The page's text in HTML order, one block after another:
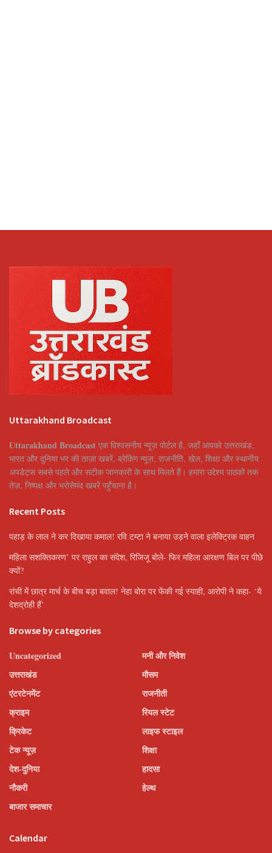
Uttarakhand Broadcast
Uttarakhand Broadcast एक विश्वसनीय न्यूज़ पोर्टल है, जहाँ आपको उत्तराखंड,
भारत और दुनिया भर की ताज़ा खबरें, ब्रेकिंग न्यूज़, राजनीति, खेल, शिक्षा और स्थानीय
अपडेट्स सबसे पहले और सटीक जानकारी के साथ मिलते हैं। हमारा उद्देश्य पाठकों तक
तेज़, निष्पक्ष और भरोसेमंद खबरें पहुँचाना है।
Recent Posts
पहाड़ के लाल ने कर दिखाया कमाल! रवि टम्टा ने बनाया उड़ने वाला इलेक्ट्रिक वाहन
महिला सशक्तिकरण’ पर राहुल का संदेश, रिजिजू बोले- फिर महिला आरक्षण बिल पर पीछे
क्यों?
रांची में छात्र मार्च के बीच बड़ा बवाल! नेहा बोरा पर फेंकी गई स्याही, आरोपी ने कहा- ‘ये
देशद्रोही हैं’
Browse by categories
Uncategorized
उत्तराखंड
एंटरटेनमेंट
क्राइम
क्रिकेट
टेक न्यूज़
देश-दुनिया
नौकरी
बाजार समाचार
मनी और निवेश
मौसम
राजनीती
रियल स्टेट
लाइफ स्टाइल
शिक्षा
हादसा
हेल्थ
Calendar